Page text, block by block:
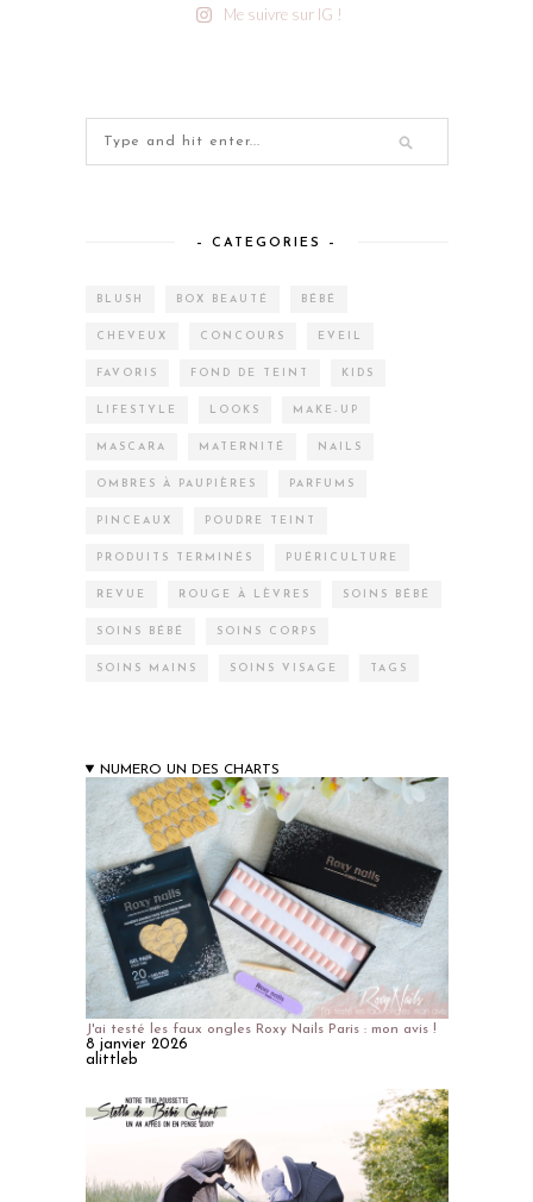
Me suivre sur IG !
– CATEGORIES –
BLUSH BOX BEAUTÉ BÉBÉ
CHEVEUX CONCOURS EVEIL
FAVORIS FOND DE TEINT KIDS
LIFESTYLE LOOKS MAKE-UP
MASCARA MATERNITÉ NAILS
OMBRES À PAUPIÈRES PARFUMS
PINCEAUX POUDRE TEINT
PRODUITS TERMINÉS PUÉRICULTURE
REVUE ROUGE À LÈVRES SOINS BÉBÉ
SOINS BÉBÉ SOINS CORPS
SOINS MAINS SOINS VISAGE TAGS
NUMERO UN DES CHARTS
J'ai testé les faux ongles Roxy Nails Paris : mon avis !
8 janvier 2026
alittleb